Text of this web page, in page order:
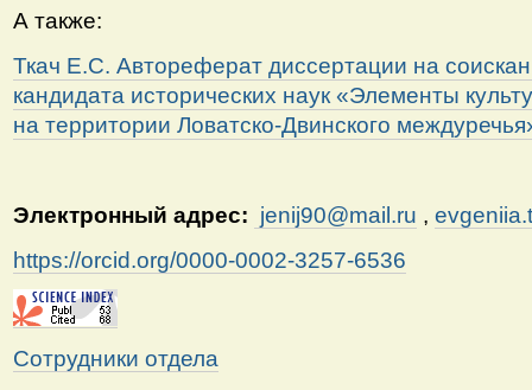
А также:
Ткач Е.С. Автореферат диссертации на
кандидата исторических наук «Элементы
на территории Ловатско-Двинского
Электронный адрес: jenij90@mail.ru ,
https://orcid.org/0000-0002-3257-6536
Сотрудники отдела